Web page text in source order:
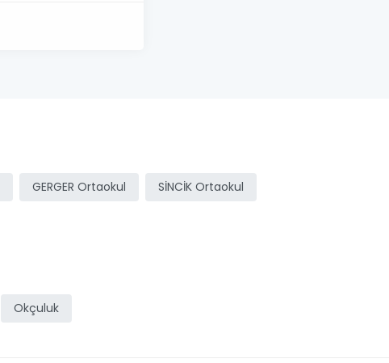
GERGER Ortaokul SİNCİK Ortaokul
Okçuluk